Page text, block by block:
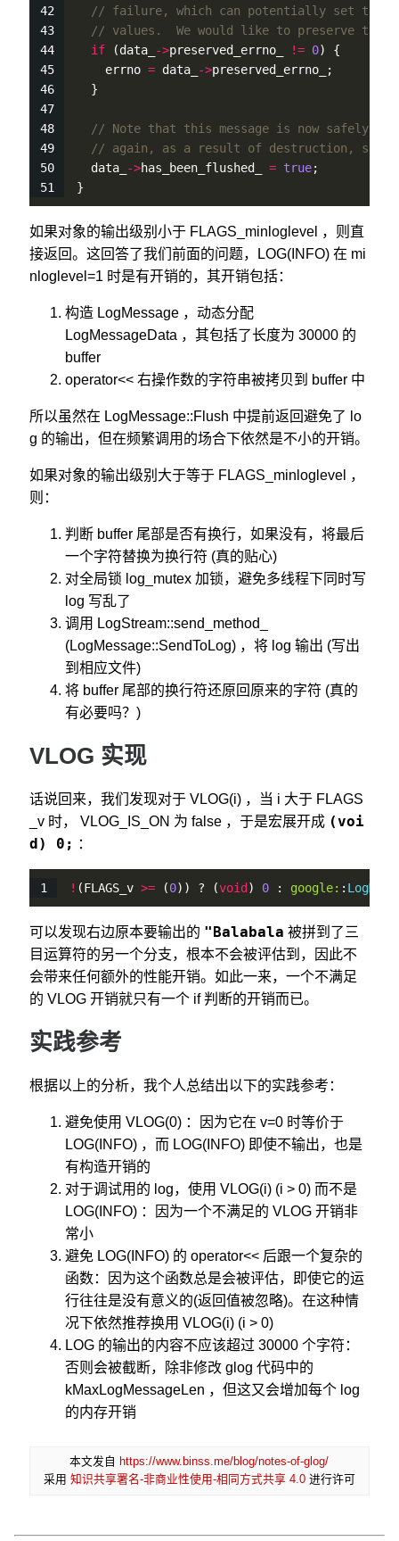
// failure, which can potentially set the
// values.  We would like to preserve the
if (data_ ->preserved_errno_ != 0) {
    errno
= data_ ->preserved_errno_;
  }
// Note that this message is now safely
// again, as a result of destruction, say,
  data_
->has_been_flushed_ = true;
}
如果对象的输出级别小于 FLAGS_minloglevel ，则直
接返回。这回答了我们前面的问题，LOG(INFO) 在 mi
nloglevel=1 时是有开销的，其开销包括：
构造 LogMessage ，动态分配
LogMessageData ，其包括了长度为 30000 的
buffer
operator<< 右操作数的字符串被拷贝到 buffer 中
所以虽然在 LogMessage::Flush 中提前返回避免了 lo
g 的输出，但在频繁调用的场合下依然是不小的开销。
如果对象的输出级别大于等于 FLAGS_minloglevel ，
则：
判断 buffer 尾部是否有换行，如果没有，将最后
一个字符替换为换行符 (真的贴心)
对全局锁 log_mutex 加锁，避免多线程下同时写
log 写乱了
调用 LogStream::send_method_
(LogMessage::SendToLog) ，将 log 输出 (写出
到相应文件)
将 buffer 尾部的换行符还原回原来的字符 (真的
有必要吗？)
VLOG 实现
话说回来，我们发现对于 VLOG(i) ，当 i 大于 FLAGS
_v 时， VLOG_IS_ON 为 false ，于是宏展开成 (voi
d) 0; ：
! (FLAGS_v >= (0)) ? (void ) 0 : google: :
可以发现右边原本要输出的 "Balabala 被拼到了三
目运算符的另一个分支，根本不会被评估到，因此不
会带来任何额外的性能开销。如此一来，一个不满足
的 VLOG 开销就只有一个 if 判断的开销而已。
实践参考
根据以上的分析，我个人总结出以下的实践参考：
避免使用 VLOG(0) ：因为它在 v=0 时等价于
LOG(INFO) ，而 LOG(INFO) 即使不输出，也是
有构造开销的
对于调试用的 log，使用 VLOG(i) (i > 0) 而不是
LOG(INFO) ：因为一个不满足的 VLOG 开销非
常小
避免 LOG(INFO) 的 operator<< 后跟一个复杂的
函数：因为这个函数总是会被评估，即使它的运
行往往是没有意义的(返回值被忽略)。在这种情
况下依然推荐换用 VLOG(i) (i > 0)
LOG 的输出的内容不应该超过 30000 个字符：
否则会被截断，除非修改 glog 代码中的
kMaxLogMessageLen ，但这又会增加每个 log
的内存开销
本文发自 https://www.binss.me/blog/notes-of-glog/
采用 知识共享署名-非商业性使用-相同方式共享 4.0进行许可